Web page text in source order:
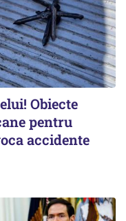
Obiecte
pentru
accidente